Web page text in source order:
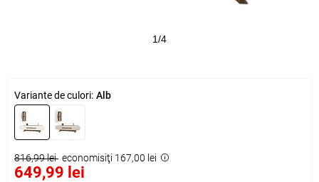
1/4
Variante de culori: Alb
816,99 lei economisiţi 167,00 lei
649,99 lei